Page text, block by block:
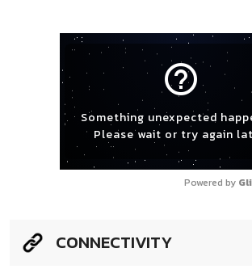
help_outline
Something unexpected
Please wait or try again
Powered by
CONNECTIVITY